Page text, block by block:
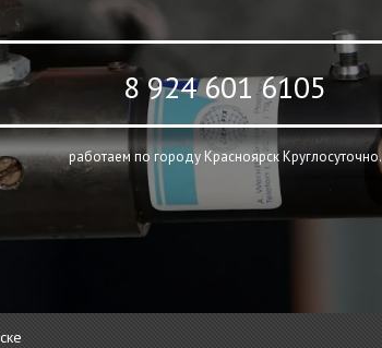
8 924 601 6105
работаем по городу Красноярск Круглосуточно.